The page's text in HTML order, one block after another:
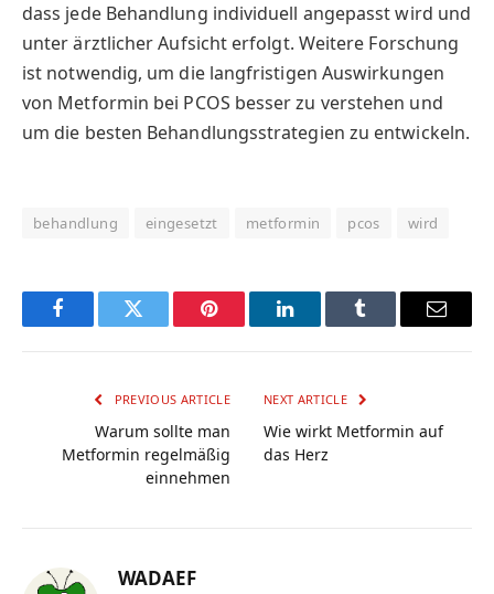
dass jede Behandlung individuell angepasst wird und
unter ärztlicher Aufsicht erfolgt. Weitere Forschung
ist notwendig, um die langfristigen Auswirkungen
von Metformin bei PCOS besser zu verstehen und
um die besten Behandlungsstrategien zu entwickeln.
behandlung eingesetzt metformin pcos wird
FacebookTwitter Pinterest LinkedInTumblr Email
PREVIOUS ARTICLE
Warum sollte man
Metformin regelmäßig
einnehmen
NEXT ARTICLE
Wie wirkt Metformin auf
das Herz
WADAEF